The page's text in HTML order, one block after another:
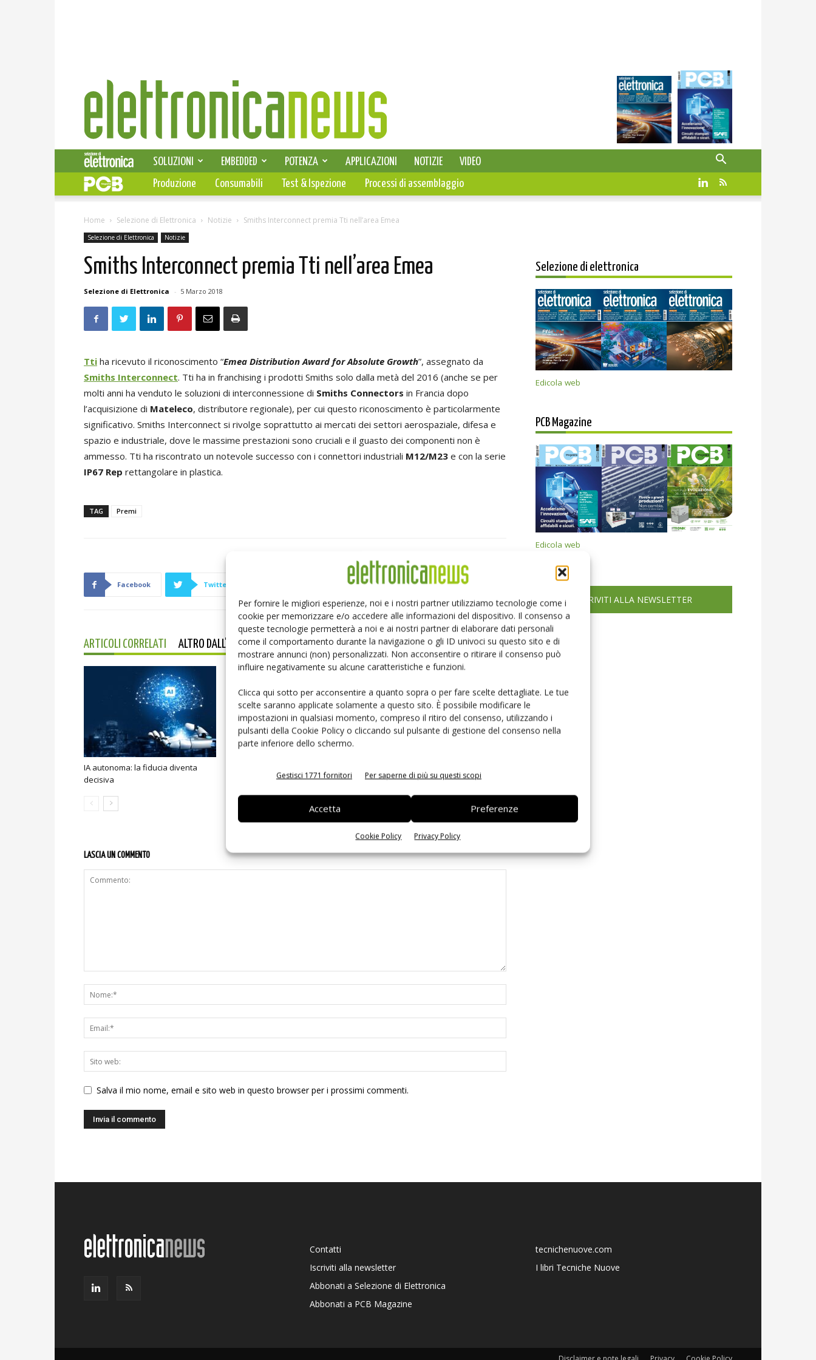
Per fornire le migliori esperienze, noi e i nostri partner utilizziamo tecnologie come i
cookie per memorizzare e/o accedere alle informazioni del dispositivo. Il consenso a
queste tecnologie permetterà a noi e ai nostri partner di elaborare dati personali
come il comportamento durante la navigazione o gli ID univoci su questo sito e di
mostrare annunci (non) personalizzati. Non acconsentire o ritirare il consenso può
influire negativamente su alcune caratteristiche e funzioni.
Clicca qui sotto per acconsentire a quanto sopra o per fare scelte dettagliate. Le tue
scelte saranno applicate solamente a questo sito. È possibile modificare le
impostazioni in qualsiasi momento, compreso il ritiro del consenso, utilizzando i
pulsanti della Cookie Policy o cliccando sul pulsante di gestione del consenso nella
parte inferiore dello schermo.
Gestisci 1771 fornitori Per saperne di più su questi scopi
Accetta Preferenze
Cookie Policy Privacy Policy
Elettronica
News
SELEZIONE DI ELETTRONICA
SOLUZIONI EMBEDDED POTENZA APPLICAZIONI NOTIZIE
VIDEO
PCB
Produzione Consumabili Test & Ispezione Processi di assemblaggio
Home Selezione di Elettronica Notizie Smiths Interconnect premia Tti nell’area Emea
Selezione di Elettronica Notizie
Smiths Interconnect premia Tti nell’area Emea
Selezione di Elettronica - 5 Marzo 2018
Tti ha ricevuto il riconoscimento “Emea Distribution Award for Absolute Growth”, assegnato da
Smiths Interconnect. Tti ha in franchising i prodotti Smiths solo dalla metà del 2016 (anche se per
molti anni ha venduto le soluzioni di interconnessione di Smiths Connectors in Francia dopo
l’acquisizione di Mateleco, distributore regionale), per cui questo riconoscimento è particolarmente
significativo. Smiths Interconnect si rivolge soprattutto ai mercati dei settori aerospaziale, difesa e
spazio e industriale, dove le massime prestazioni sono cruciali e il guasto dei componenti non è
ammesso. Tti ha riscontrato un notevole successo con i connettori industriali M12/M23 e con la serie
IP67 Rep rettangolare in plastica.
TAG Premi
Facebook Twitter Pinterest Email
ARTICOLI CORRELATI ALTRO DALL'AUTORE
IA autonoma: la fiducia diventa
decisiva
sicurezza e interoperabilità
agentica per l’EDA
LASCIA UN COMMENTO
Salva il mio nome, email e sito web in questo browser per i prossimi commenti.
Selezione di elettronica
Edicola web
PCB Magazine
Edicola web
ISCRIVITI ALLA NEWSLETTER
Contatti
Iscriviti alla newsletter
Abbonati a Selezione di Elettronica
Abbonati a PCB Magazine
tecnichenuove.com
I libri Tecniche Nuove